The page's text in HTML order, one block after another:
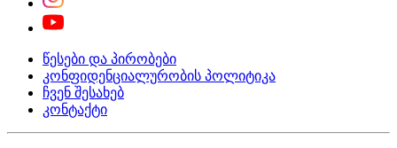
წესები და პირობები
კონფიდენციალურობის პოლიტიკა
ჩვენ შესახებ
კონტაქტი